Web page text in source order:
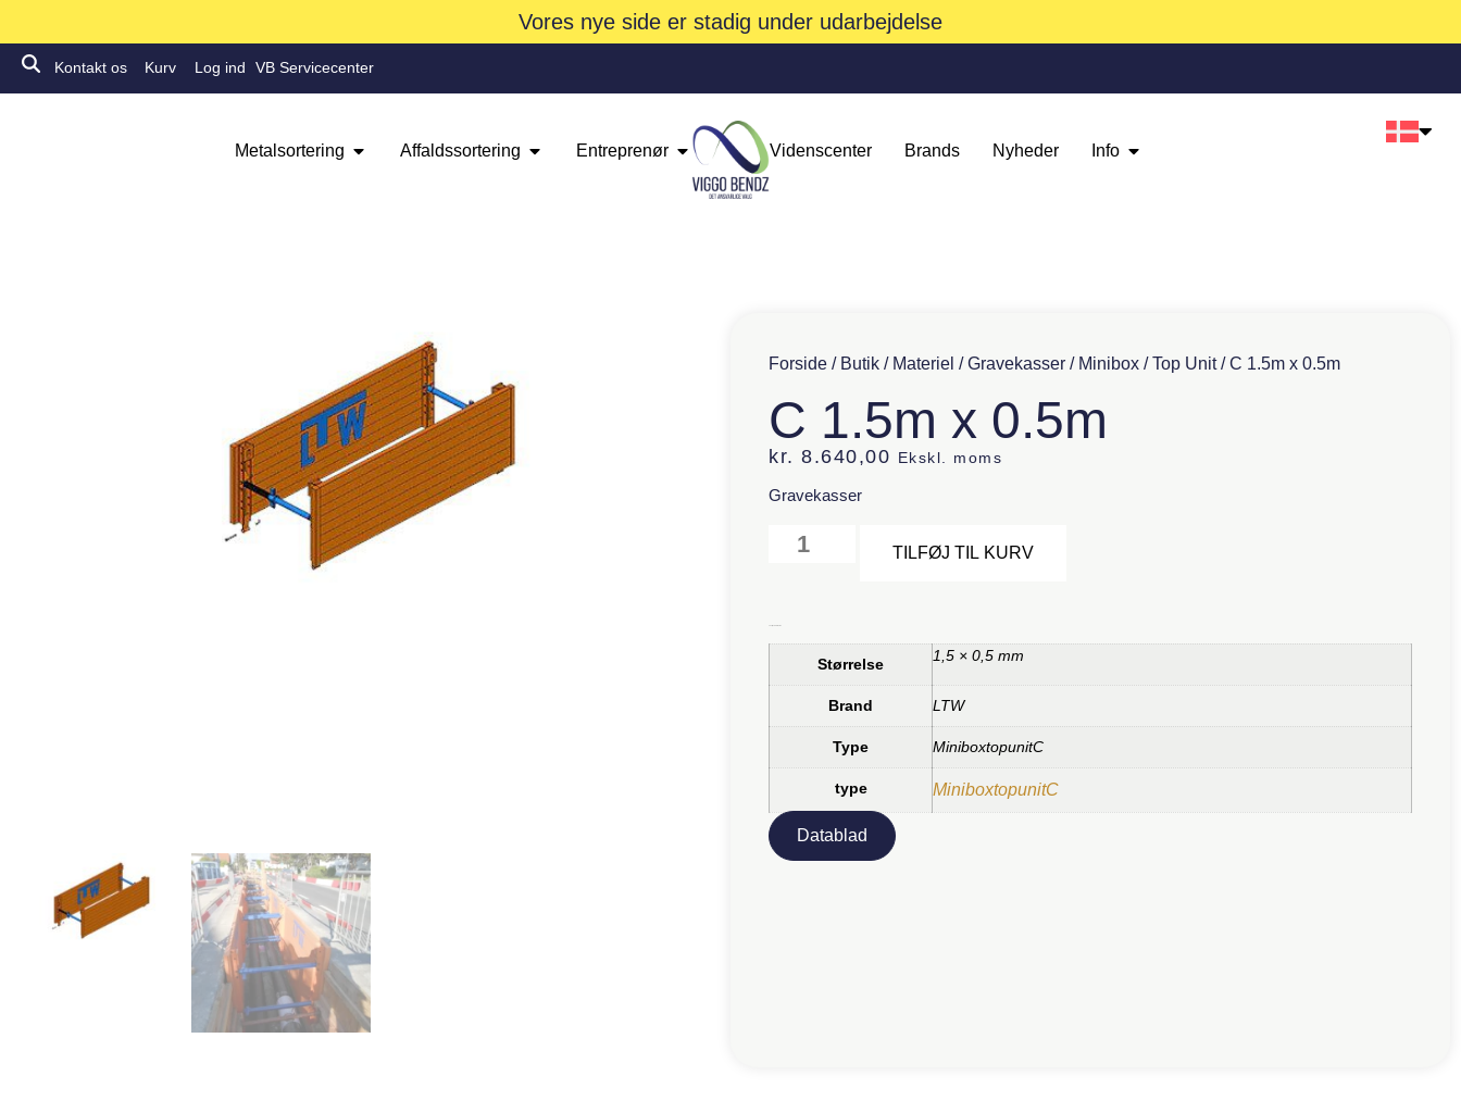
Vores nye side er stadig under udarbejdelse
Kontakt os Kurv Log ind VB Servicecenter
Metalsortering Affaldssortering Entreprenør Videnscenter Brands Nyheder Info
Forside / Butik / Materiel /Gravekasser / Minibox /Top Unit/ C 1.5m x 0.5m
C 1.5m x 0.5m
kr. 8.640,00 Ekskl. moms
Gravekasser
TILFØJ TIL KURV
Størrelse 1,5 × 0,5 mm
Brand LTW
Type MiniboxtopunitC
type MiniboxtopunitC
Datablad